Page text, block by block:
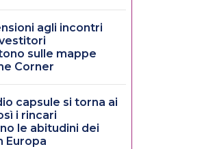
agli incontri
sulle mappe
Corner
capsule si torna ai
i rincari
le abitudini dei
Europa